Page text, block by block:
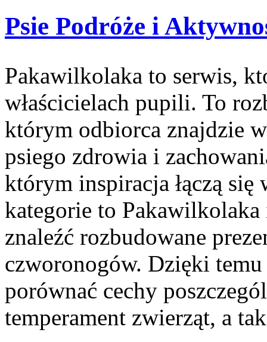
Psie Podróże i
Pakawilkolaka to serwis,
właścicielach pupili. To
którym odbiorca znajdzie
psiego zdrowia i
którym inspiracja łączą
kategorie to Pakawilkolaka
znaleźć rozbudowane
czworonogów. Dzięki
porównać cechy
temperament zwierząt, a